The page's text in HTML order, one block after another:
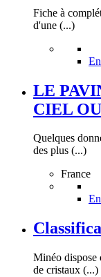
Fiche à
d'une (...)
LE
CIEL
Quelques
des plus (...)
France
Minéo dispose
de cristaux (...)